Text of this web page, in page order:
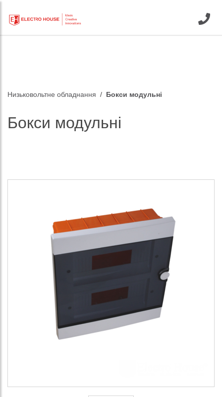
Низьковольтне обладнання Бокси модульні
Бокси модульні